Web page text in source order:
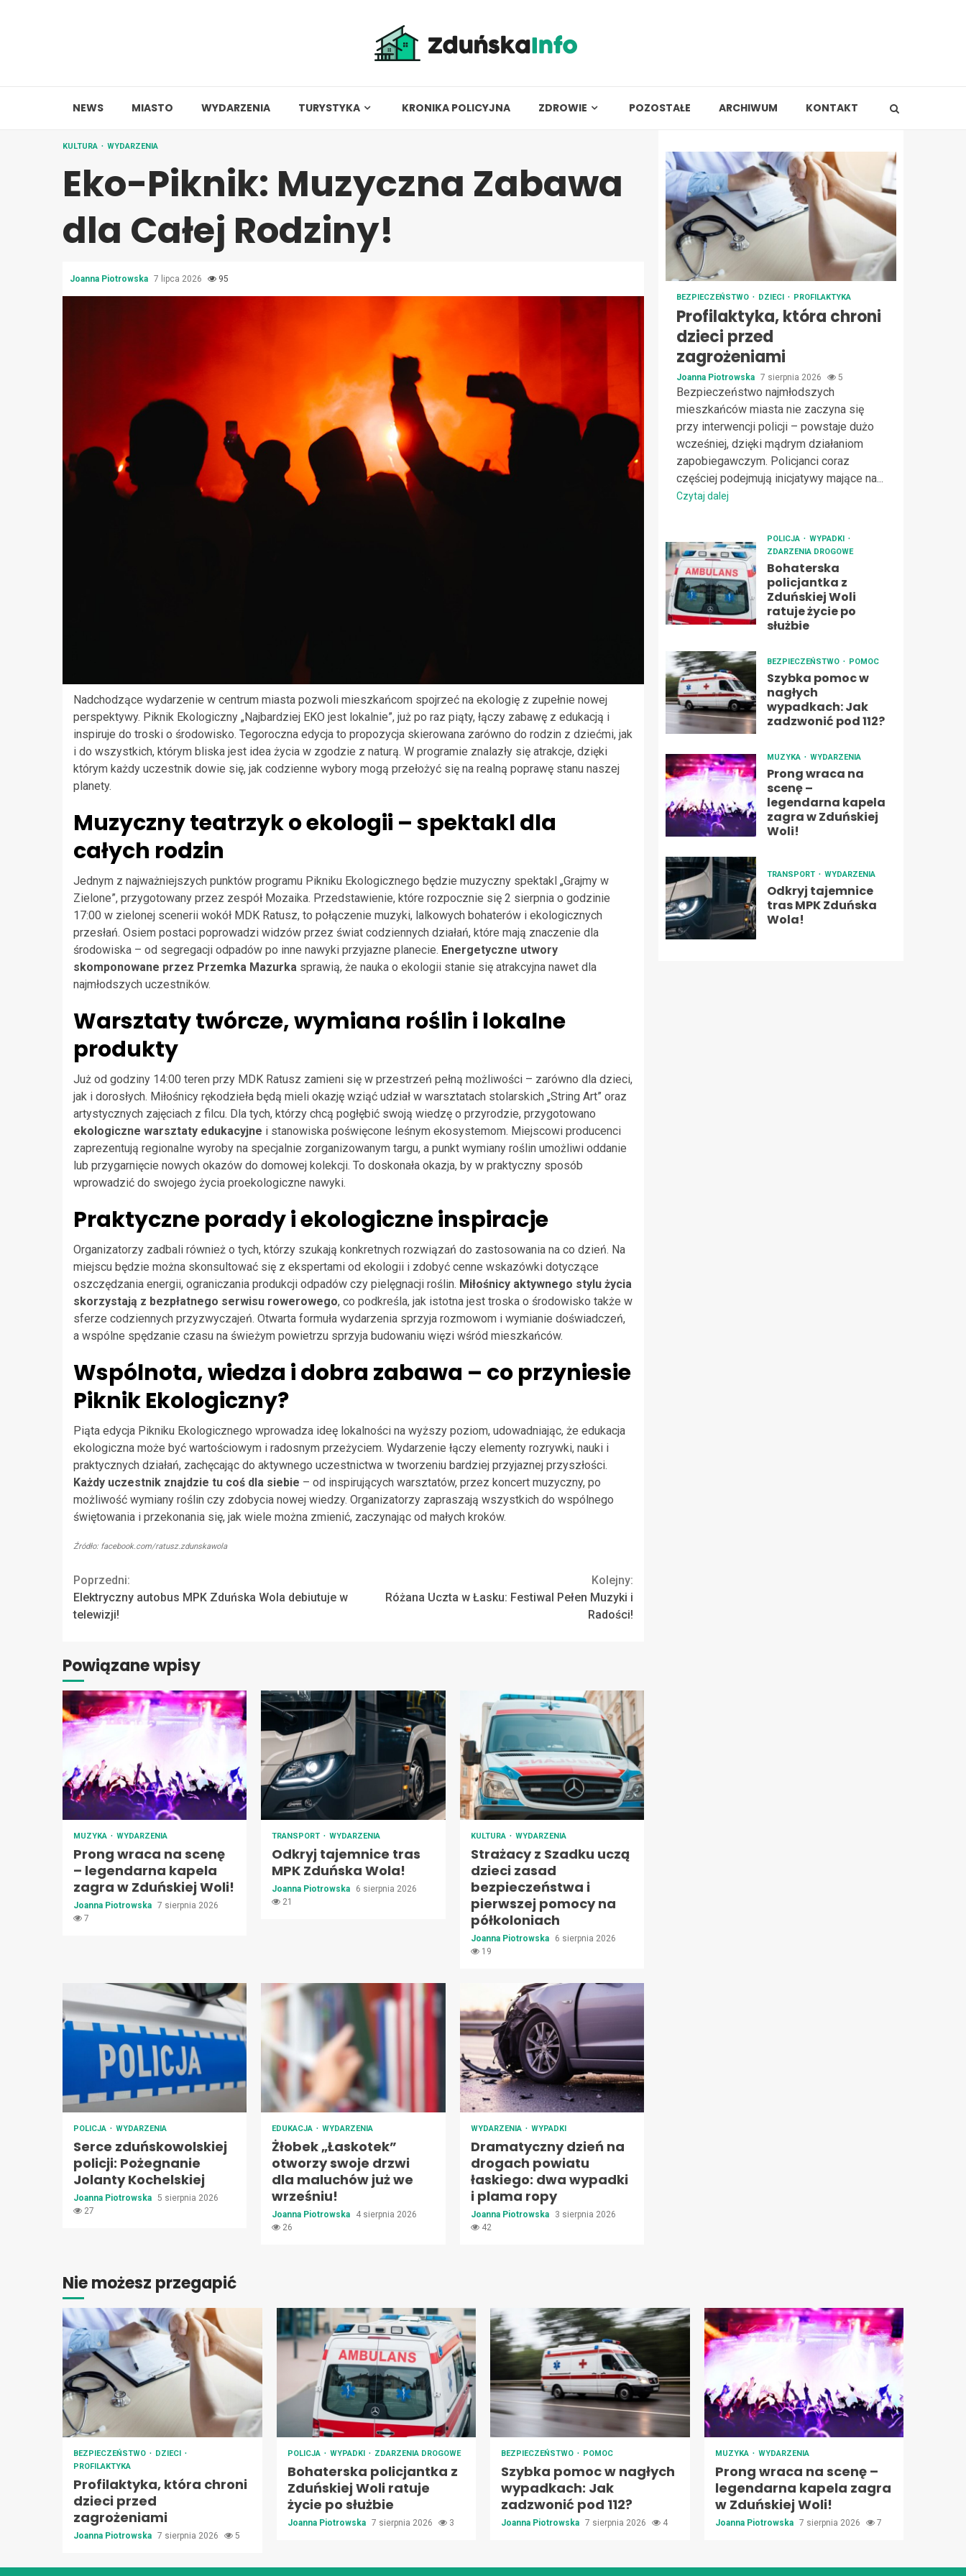
NEWS MIASTO WYDARZENIA TURYSTYKA KRONIKA POLICYJNA ZDROWIE POZOSTAŁE ARCHIWUM KONTAKT
KULTURA WYDARZENIA
Eko-Piknik: Muzyczna Zabawa
dla Całej Rodziny!
Joanna Piotrowska 7 lipca 2026 95
Nadchodzące wydarzenie w centrum miasta pozwoli mieszkańcom spojrzeć na ekologię z zupełnie nowej
perspektywy. Piknik Ekologiczny „Najbardziej EKO jest lokalnie”, już po raz piąty, łączy zabawę z edukacją i
inspiruje do troski o środowisko. Tegoroczna edycja to propozycja skierowana zarówno do rodzin z dziećmi, jak
i do wszystkich, którym bliska jest idea życia w zgodzie z naturą. W programie znalazły się atrakcje, dzięki
którym każdy uczestnik dowie się, jak codzienne wybory mogą przełożyć się na realną poprawę stanu naszej
planety.
Muzyczny teatrzyk o ekologii – spektakl dla
całych rodzin
Jednym z najważniejszych punktów programu Pikniku Ekologicznego będzie muzyczny spektakl „Grajmy w
Zielone”, przygotowany przez zespół Mozaika. Przedstawienie, które rozpocznie się 2 sierpnia o godzinie
17:00 w zielonej scenerii wokół MDK Ratusz, to połączenie muzyki, lalkowych bohaterów i ekologicznych
przesłań. Osiem postaci poprowadzi widzów przez świat codziennych działań, które mają znaczenie dla
środowiska – od segregacji odpadów po inne nawyki przyjazne planecie. Energetyczne utwory
skomponowane przez Przemka Mazurka sprawią, że nauka o ekologii stanie się atrakcyjna nawet dla
najmłodszych uczestników.
Warsztaty twórcze, wymiana roślin i lokalne
produkty
Już od godziny 14:00 teren przy MDK Ratusz zamieni się w przestrzeń pełną możliwości – zarówno dla dzieci,
jak i dorosłych. Miłośnicy rękodzieła będą mieli okazję wziąć udział w warsztatach stolarskich „String Art” oraz
artystycznych zajęciach z filcu. Dla tych, którzy chcą pogłębić swoją wiedzę o przyrodzie, przygotowano
ekologiczne warsztaty edukacyjne i stanowiska poświęcone leśnym ekosystemom. Miejscowi producenci
zaprezentują regionalne wyroby na specjalnie zorganizowanym targu, a punkt wymiany roślin umożliwi oddanie
lub przygarnięcie nowych okazów do domowej kolekcji. To doskonała okazja, by w praktyczny sposób
wprowadzić do swojego życia proekologiczne nawyki.
Praktyczne porady i ekologiczne inspiracje
Organizatorzy zadbali również o tych, którzy szukają konkretnych rozwiązań do zastosowania na co dzień. Na
miejscu będzie można skonsultować się z ekspertami od ekologii i zdobyć cenne wskazówki dotyczące
oszczędzania energii, ograniczania produkcji odpadów czy pielęgnacji roślin. Miłośnicy aktywnego stylu życia
skorzystają z bezpłatnego serwisu rowerowego, co podkreśla, jak istotna jest troska o środowisko także w
sferze codziennych przyzwyczajeń. Otwarta formuła wydarzenia sprzyja rozmowom i wymianie doświadczeń,
a wspólne spędzanie czasu na świeżym powietrzu sprzyja budowaniu więzi wśród mieszkańców.
Wspólnota, wiedza i dobra zabawa – co przyniesie
Piknik Ekologiczny?
Piąta edycja Pikniku Ekologicznego wprowadza ideę lokalności na wyższy poziom, udowadniając, że edukacja
ekologiczna może być wartościowym i radosnym przeżyciem. Wydarzenie łączy elementy rozrywki, nauki i
praktycznych działań, zachęcając do aktywnego uczestnictwa w tworzeniu bardziej przyjaznej przyszłości.
Każdy uczestnik znajdzie tu coś dla siebie – od inspirujących warsztatów, przez koncert muzyczny, po
możliwość wymiany roślin czy zdobycia nowej wiedzy. Organizatorzy zapraszają wszystkich do wspólnego
świętowania i przekonania się, jak wiele można zmienić, zaczynając od małych kroków.
Źródło: facebook.com/ratusz.zdunskawola
Continue
Reading
Poprzedni:
Elektryczny autobus MPK Zduńska Wola debiutuje w
telewizji!
Kolejny:
Różana Uczta w Łasku: Festiwal Pełen Muzyki i
Radości!
Powiązane wpisy
MUZYKA WYDARZENIA
Prong wraca na scenę
– legendarna kapela
zagra w Zduńskiej Woli!
Joanna Piotrowska 7 sierpnia 2026
7
TRANSPORT WYDARZENIA
Odkryj tajemnice tras
MPK Zduńska Wola!
Joanna Piotrowska
6 sierpnia 2026
21
KULTURA WYDARZENIA
Strażacy z Szadku uczą
dzieci zasad
bezpieczeństwa i
pierwszej pomocy na
półkoloniach
Joanna Piotrowska
6 sierpnia 2026
19
POLICJA WYDARZENIA
Serce zduńskowolskiej
policji: Pożegnanie
Jolanty Kochelskiej
Joanna Piotrowska 5 sierpnia 2026
27
EDUKACJA WYDARZENIA
Żłobek „Łaskotek”
otworzy swoje drzwi
dla maluchów już we
wrześniu!
Joanna Piotrowska
4 sierpnia 2026
26
WYDARZENIA WYPADKI
Dramatyczny dzień na
drogach powiatu
łaskiego: dwa wypadki
i plama ropy
Joanna Piotrowska
3 sierpnia 2026
42
BEZPIECZEŃSTWO DZIECI PROFILAKTYKA
Profilaktyka, która chroni
dzieci przed
zagrożeniami
Joanna Piotrowska 7 sierpnia 2026 5
Bezpieczeństwo najmłodszych
mieszkańców miasta nie zaczyna się
przy interwencji policji – powstaje dużo
wcześniej, dzięki mądrym działaniom
zapobiegawczym. Policjanci coraz
częściej podejmują inicjatywy mające na...
Czytaj dalej
POLICJA
WYPADKI
ZDARZENIA DROGOWE
Bohaterska
policjantka z
Zduńskiej Woli
ratuje życie po
służbie
BEZPIECZEŃSTWO POMOC
Szybka pomoc w
nagłych
wypadkach: Jak
zadzwonić pod 112?
MUZYKA WYDARZENIA
Prong wraca na
scenę –
legendarna kapela
zagra w Zduńskiej
Woli!
TRANSPORT WYDARZENIA
Odkryj tajemnice
tras MPK Zduńska
Wola!
Nie możesz przegapić
BEZPIECZEŃSTWO
DZIECI
PROFILAKTYKA
Profilaktyka, która chroni
dzieci przed
zagrożeniami
Joanna Piotrowska 7 sierpnia 2026 5
POLICJA WYPADKI ZDARZENIA DROGOWE
Bohaterska policjantka z
Zduńskiej Woli ratuje
życie po służbie
Joanna Piotrowska 7 sierpnia 2026 3
BEZPIECZEŃSTWO POMOC
Szybka pomoc w nagłych
wypadkach: Jak
zadzwonić pod 112?
Joanna Piotrowska 7 sierpnia 2026 4
MUZYKA WYDARZENIA
Prong wraca na scenę –
legendarna kapela zagra
w Zduńskiej Woli!
Joanna Piotrowska 7 sierpnia 2026 7